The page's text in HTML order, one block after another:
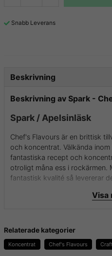
Snabb Leverans
Beskrivning
Beskrivning av Spark -
Spark / Apelsinläsk
Chef's Flavours är en brittisk
och koncentrat. Välkända
fantastiska recept och
otroligt måna ess i rockärmen.
fantastisk kvalité så levererar
För mer info om Chef's
essenser besök dem då på
Visa
Relaterade kategorier
Koncentrat Chef's Flavours